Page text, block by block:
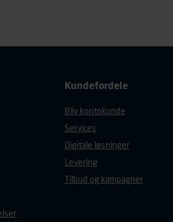
Kundefordele
Bliv kontokunde
Services
Digitale løsninger
Levering
Tilbud og kampagner